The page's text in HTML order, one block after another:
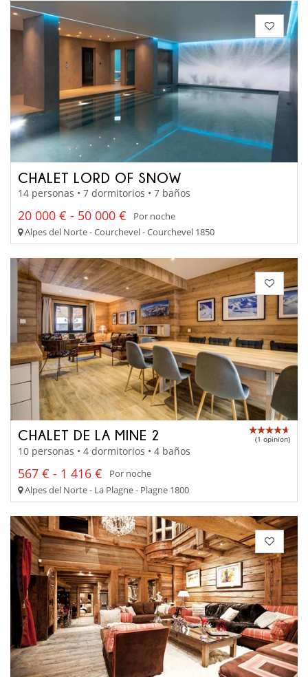
CHALET LORD OF SNOW
14 personas • 7 dormitorios • 7 baños
20 000 € - 50 000 €
Por noche
Alpes del Norte - Courchevel - Courchevel 1850
CHALET DE LA MINE 2 (1 opinion)
10 personas • 4 dormitorios • 4 baños
567 € - 1 416 €
Por noche
Alpes del Norte - La Plagne - Plagne 1800